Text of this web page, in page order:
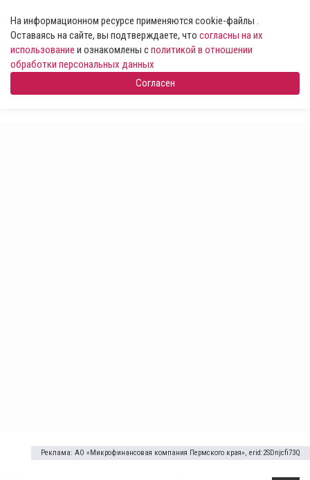
На информационном ресурсе применяются cookie-файлы .
Оставаясь на сайте, вы подтверждаете, что согласны на их
использование и ознакомлены сполитикой в отношении
обработки персональных данных
Согласен
Реклама: АО «Микрофинансовая компания Пермского края», erid:2SDnjcfi73Q